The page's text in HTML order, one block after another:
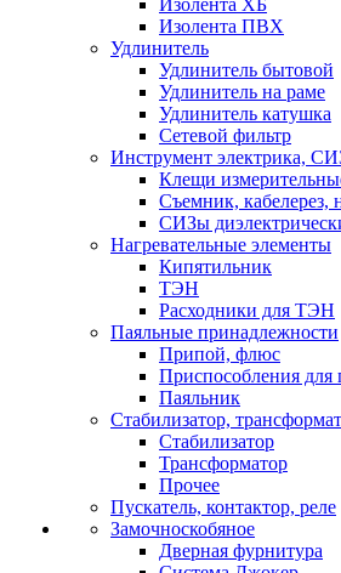
Изолента ХБ
Изолента ПВХ
Удлинитель
Удлинитель бытовой
Удлинитель на раме
Удлинитель катушка
Сетевой фильтр
Инструмент электрика,
Клещи
Съемник, кабелерез,
СИЗы
Нагревательные элементы
Кипятильник
ТЭН
Расходники для ТЭН
Паяльные принадлежности
Припой, флюс
Приспособления для
Паяльник
Стабилизатор,
Стабилизатор
Трансформатор
Прочее
Пускатель, контактор, реле
Замочноскобяное
Дверная фурнитура